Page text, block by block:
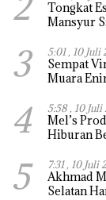
Tongkat
Mansyur
3 5:01 , 10 Juli
Sempat
Muara
4 5:58 , 10 Juli
Mel’s
Hiburan
5 7:31 , 10 Juli
Akhmad
Selatan